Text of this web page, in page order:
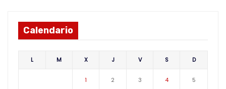
Calendario
L M X J V S D
1 2 3 4 5